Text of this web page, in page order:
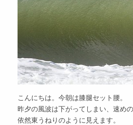
こんにちは。今朝は膝腿セット腰。
昨夕の風波は下がってしまい、速めの
依然東うねりのように見えます。